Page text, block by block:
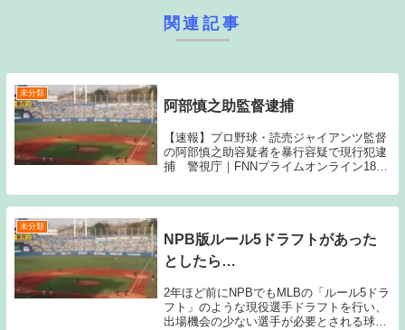
関連記事
未分類
阿部慎之助監督逮捕
【速報】プロ野球・読売ジャイアンツ監督
の阿部慎之助容疑者を暴行容疑で現行犯逮
捕 警視庁｜FNNプライムオンライン18歳
のことである。阿部容疑者は容疑を認めて
いるとのことである。ちょっと信じられな
未分類
NPB版ルール5ドラフトがあった
としたら…
2年ほど前にNPBでもMLBの「ルール5ドラ
フト」のような現役選手ドラフトを行い、
出場機会の少ない選手が必要とされる球団